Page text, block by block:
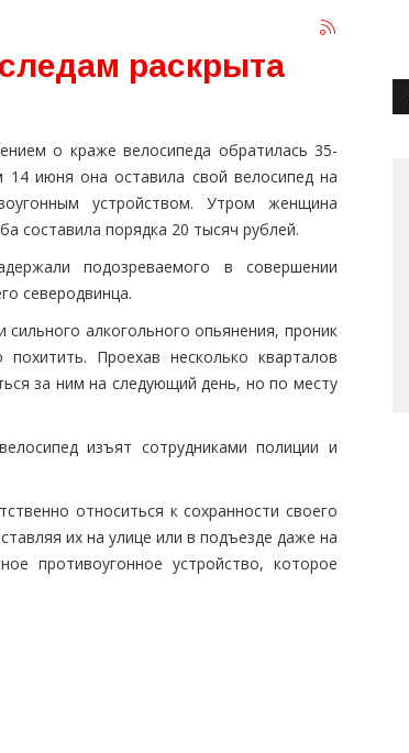
раскрыта
о краже велосипеда обратилась 35-
июня она оставила свой велосипед на
устройством. Утром женщина
составила порядка 20 тысяч рублей.
подозреваемого в совершении
северодвинца.
алкогольного опьянения, проник
Проехав несколько кварталов
за ним на следующий день, но по месту
изъят сотрудниками полиции и
относиться к сохранности своего
их на улице или в подъезде даже на
противоугонное устройство, которое